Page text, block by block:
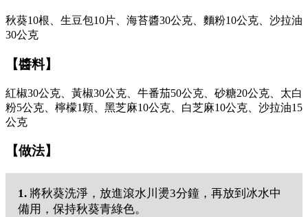
秋葵10根、生豆包10片、海苔醬30公克、麵粉10公克、沙拉油
30公克
【醬料】
紅椒30公克、黃椒30公克、牛番茄50公克、砂糖20公克、太白
粉5公克、檸檬1顆、黑芝麻10公克、白芝麻10公克、沙拉油15
公克
【做法】
1. 將秋葵洗淨，放進滾水川燙3分鐘，再放到冰水中
備用，保持秋葵青綠色。